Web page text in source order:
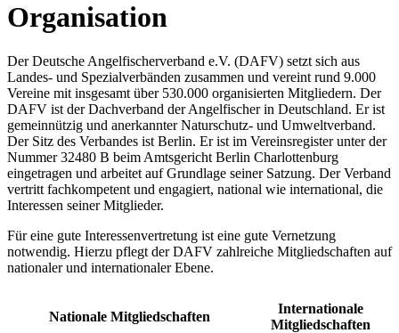
Organisation
Der Deutsche Angelfischerverband e.V. (DAFV) setzt sich aus
Landes- und Spezialverbänden zusammen und vereint rund 9.000
Vereine mit insgesamt über 530.000 organisierten Mitgliedern. Der
DAFV ist der Dachverband der Angelfischer in Deutschland. Er ist
gemeinnützig und anerkannter Naturschutz- und Umweltverband.
Der Sitz des Verbandes ist Berlin. Er ist im Vereinsregister unter der
Nummer 32480 B beim Amtsgericht Berlin Charlottenburg
eingetragen und arbeitet auf Grundlage seiner Satzung. Der Verband
vertritt fachkompetent und engagiert, national wie international, die
Interessen seiner Mitglieder.
Für eine gute Interessenvertretung ist eine gute Vernetzung
notwendig. Hierzu pflegt der DAFV zahlreiche Mitgliedschaften auf
nationaler und internationaler Ebene.
Nationale Mitgliedschaften
Internationale
Mitgliedschaften